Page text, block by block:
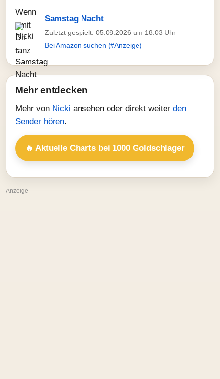
Samstag Nacht
Zuletzt gespielt: 05.08.2026 um 18:03 Uhr
Bei Amazon suchen (#Anzeige)
Mehr entdecken
Mehr von Nicki ansehen oder direkt weiter den
Sender hören.
🔥 Aktuelle Charts bei 1000 Goldschlager
Anzeige